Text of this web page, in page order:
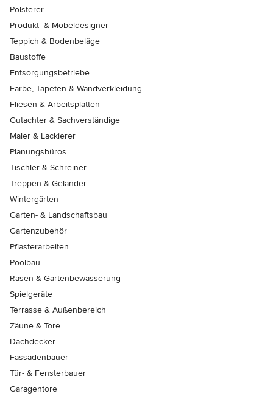
Polsterer
Produkt- & Möbeldesigner
Teppich & Bodenbeläge
Baustoffe
Entsorgungsbetriebe
Farbe, Tapeten & Wandverkleidung
Fliesen & Arbeitsplatten
Gutachter & Sachverständige
Maler & Lackierer
Planungsbüros
Tischler & Schreiner
Treppen & Geländer
Wintergärten
Garten- & Landschaftsbau
Gartenzubehör
Pflasterarbeiten
Poolbau
Rasen & Gartenbewässerung
Spielgeräte
Terrasse & Außenbereich
Zäune & Tore
Dachdecker
Fassadenbauer
Tür- & Fensterbauer
Garagentore